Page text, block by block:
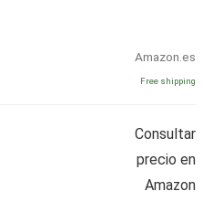
Amazon.es
Free shipping
Consultar
precio en
Amazon